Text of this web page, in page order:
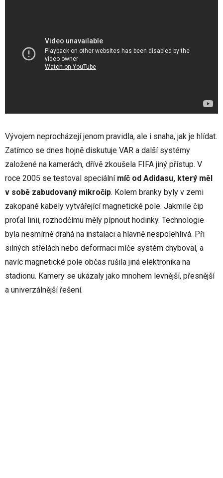
Vývojem neprocházejí jenom pravidla, ale i snaha, jak je hlídat.
Zatímco se dnes hojně diskutuje VAR a další systémy
založené na kamerách, dřívě zkoušela FIFA jiný přístup. V
roce 2005 se testoval speciální míč od Adidasu, který měl
v sobě zabudovaný mikročip. Kolem branky byly v zemi
zakopané kabely vytvářející magnetické pole. Jakmile čip
proťal linii, rozhodčímu měly pípnout hodinky. Technologie
byla nesmírně drahá na instalaci a hlavně nespolehlivá. Při
silných střelách nebo deformaci míče systém chyboval, a
navíc magnetické pole občas rušila jiná elektronika na
stadionu. Kamery se ukázaly jako mnohem levnější, přesnější
a univerzálnější řešení.